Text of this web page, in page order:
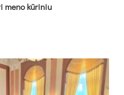
me­no kū­ri­niu